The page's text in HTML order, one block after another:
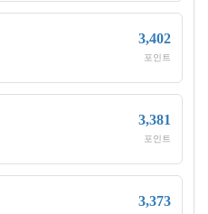
3,402
포인트
3,381
포인트
3,373